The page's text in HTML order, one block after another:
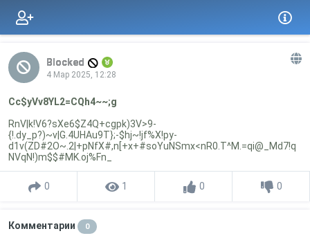
Blocked
4 Мар 2025, 12:28
Cc$yVv8YL2=CQh4~~;g
RnV|k!V6?sXe6$Z4Q+cgpk)3V>9-
{!.dy_p?)~v|G.4UHAu9T};-$hj~!jf%X!py-
d1v(ZD#2O~.2|+pNfX#,n[+x+#soYuNSmx<nR0.T^M.=qi@_Md7!q
NVqN!)m$$#MK.oj%Fn_
0 1 0 0
Комментарии 0